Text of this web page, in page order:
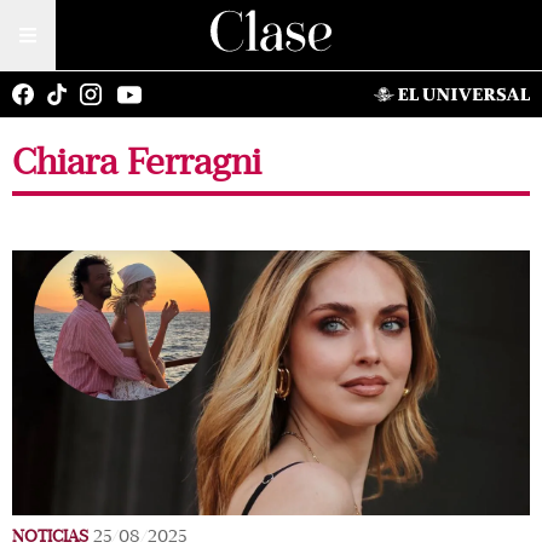
Chiara Ferragni
NOTICIAS 25/08/2025